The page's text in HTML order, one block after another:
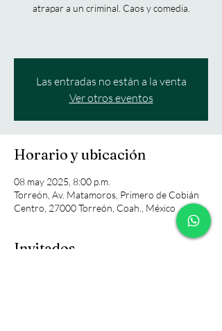
atrapar a un criminal. Caos y comedia.
Las entradas no están a la venta
Ver otros eventos
Horario y ubicación
08 may 2025, 8:00 p.m.
Torreón, Av. Matamoros, Primero de Cobián
Centro, 27000 Torreón, Coah., México
Invitados